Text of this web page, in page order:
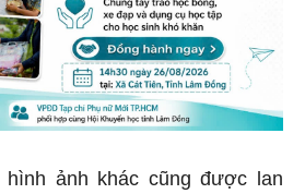
hình ảnh khác cũng được lan